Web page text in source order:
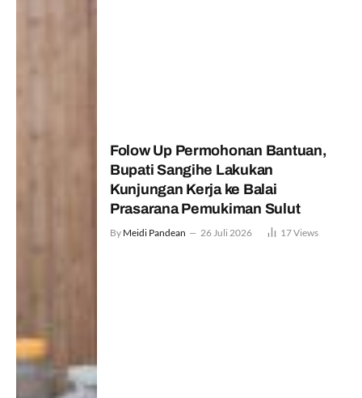
Folow Up Permohonan Bantuan,
Bupati Sangihe Lakukan
Kunjungan Kerja ke Balai
Prasarana Pemukiman Sulut
By Meidi Pandean 26 Juli 2026 17Views